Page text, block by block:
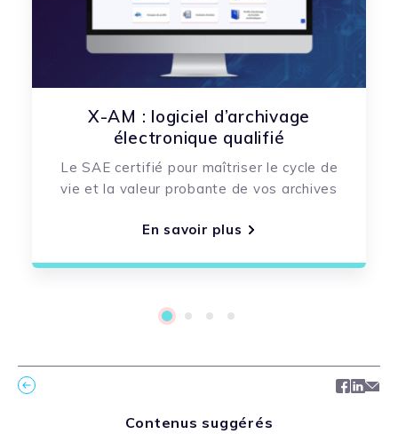
X-AM : logiciel d’archivage
électronique qualifié
Le SAE certifié pour maîtriser le cycle de
vie et la valeur probante de vos archives
En savoir plus
Contenus suggérés